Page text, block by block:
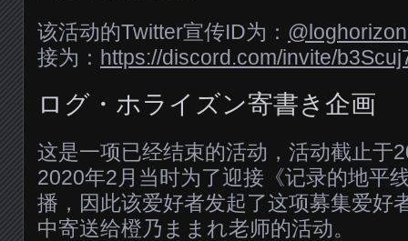
该活动的Twitter宣传ID为：
接为： https://discord.com/invite/
ログ・ホライズン寄書き企画
这是一项已经结束的活动，活动截止于
2020年2月当时为了迎接《记录的地平
播，因此该爱好者发起了这项募集爱好
中寄送给橙乃ままれ老师的活动。